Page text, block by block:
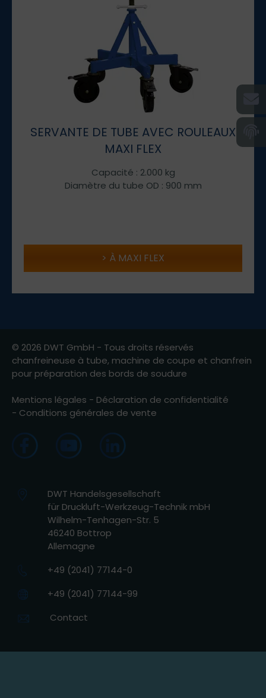
SERVANTE DE TUBE AVEC ROULEAUX
MAXI FLEX
Capacité : 2.000 kg
Diamètre du tube OD : 900 mm
À MAXI FLEX
© 2026 DWT GmbH - Tous droits réservés
chanfreineuse à tube, machine de coupe et chanfrein
pour préparation des bords de soudure
Mentions légales - Déclaration de confidentialité
- Conditions générales de vente
DWT Handelsgesellschaft
für Druckluft-Werkzeug-Technik mbH
Wilhelm-Tenhagen-Str. 5
46240 Bottrop
Allemagne
+49 (2041) 77144-0
+49 (2041) 77144-99
Contact